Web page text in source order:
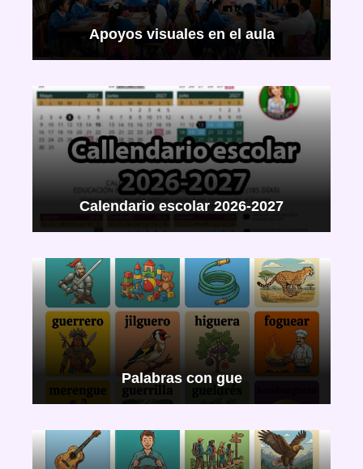
Apoyos visuales en el aula
Calendario escolar 2026-2027
Palabras con gue